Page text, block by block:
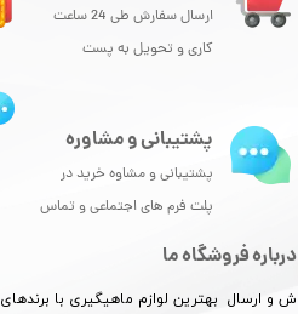
★★★
ارسال سفارش طی 24 ساعت
کاری و تحویل به پست
درباره فروشگاه ما
و ارسال بهترین لوازم ماهیگیری با برندهای
پشتیبانی و مشاوره
پشتیبانی و مشاوه خرید در
پلت فرم های اجتماعی و تماس